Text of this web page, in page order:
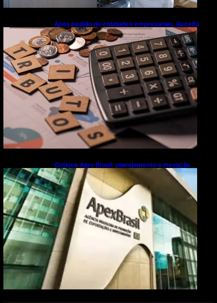
Após pedido de entidades empresariais, Receita
flexibiliza regras da Reforma Tributária
Outlook Agro Brasil: planejamento e inovação
pautam debates sobre futuro do agronegócio